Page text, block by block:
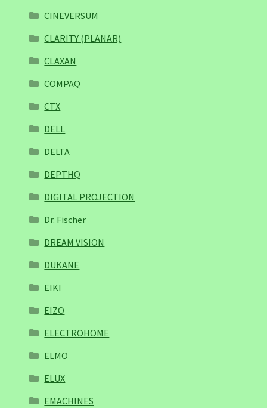
CINEVERSUM
CLARITY (PLANAR)
CLAXAN
COMPAQ
CTX
DELL
DELTA
DEPTHQ
DIGITAL PROJECTION
Dr. Fischer
DREAM VISION
DUKANE
EIKI
EIZO
ELECTROHOME
ELMO
ELUX
EMACHINES